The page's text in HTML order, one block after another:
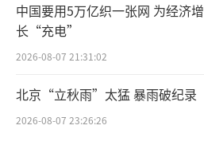
中国要用5万亿织一张网 为经济增
长“充电”
2026-08-07 21:31:02
北京“立秋雨”太猛 暴雨破纪录
2026-08-07 23:26:26